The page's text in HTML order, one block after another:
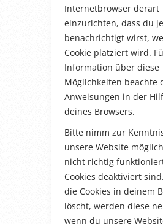
Internetbrowser derart
einzurichten, dass du
benachrichtigt wirst,
Cookie platziert wird.
Information über diese
Möglichkeiten beachte
Anweisungen in der
deines Browsers.
Bitte nimm zur
unsere Website
nicht richtig
Cookies deaktiviert
die Cookies in deinem
löscht, werden diese
wenn du unsere